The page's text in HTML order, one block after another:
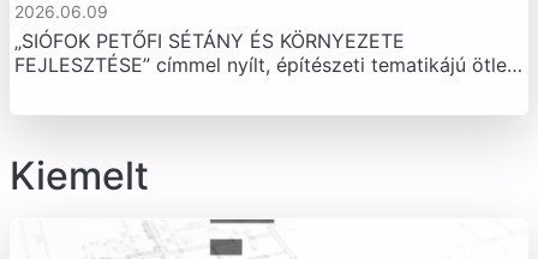
2026.06.09
„SIÓFOK PETŐFI SÉTÁNY ÉS KÖRNYEZETE
FEJLESZTÉSE” címmel nyílt, építészeti tematikájú ötle…
Kiemelt